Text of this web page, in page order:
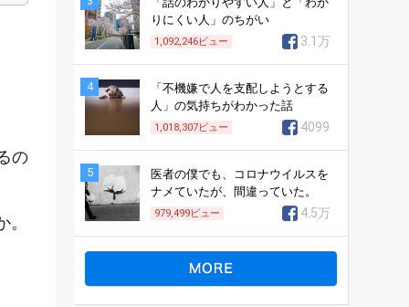
の
りにくい人」のちがい
1,092,246ビュー 3.1万
4
「不機嫌で人を支配しようとする
人」の気持ちがわかった話
1,018,307ビュー 4099
5
医者の僕でも、コロナウイルスを
ナメていたが、間違っていた。
979,499ビュー 4.5万